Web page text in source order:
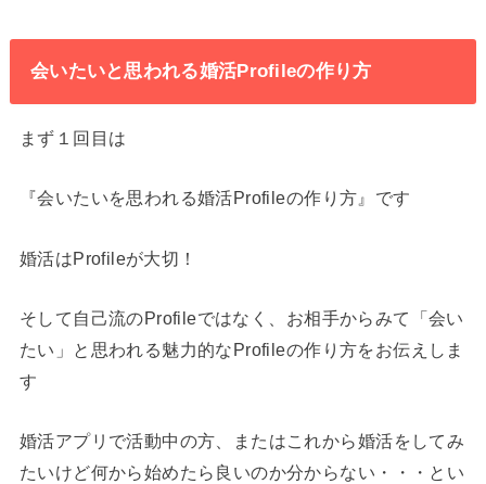
会いたいと思われる婚活Profileの作り方
まず１回目は
『会いたいを思われる婚活Profileの作り方』です
婚活はProfileが大切！
そして自己流のProfileではなく、お相手からみて「会い
たい」と思われる魅力的なProfileの作り方をお伝えしま
す
婚活アプリで活動中の方、またはこれから婚活をしてみ
たいけど何から始めたら良いのか分からない・・・とい